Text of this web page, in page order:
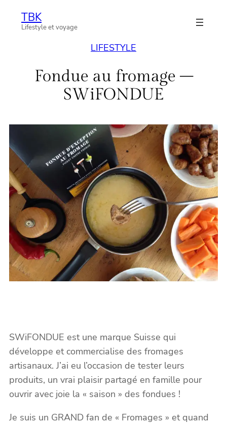
AllerTBK
Lifestyle et voyage
LIFESTYLE
Fondue au fromage –
SWiFONDUE
SWiFONDUE est une marque Suisse qui
développe et commercialise des fromages
artisanaux. J’ai eu l’occasion de tester leurs
produits, un vrai plaisir partagé en famille pour
ouvrir avec joie la « saison » des fondues !
Je suis un GRAND fan de « Fromages » et quand